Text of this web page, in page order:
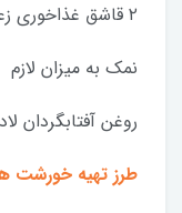
۲ قاشق غذاخوری زعفران
نمک به میزان لازم
روغن آفتابگردان
طرز تهیه خورشت